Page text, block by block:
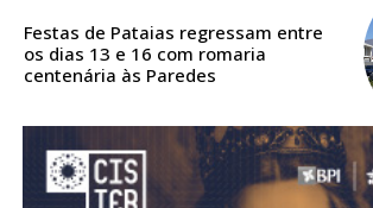
DIGITAL ANUAL
16
12 meses
Festas de Pataias regressam entre
os dias 13 e 16 com romaria
centenária às Paredes